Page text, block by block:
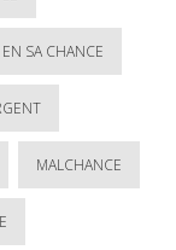
SA CHANCE
MALCHANCE